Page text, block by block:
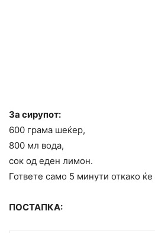
За сирупот:
600 грама шеќер,
800 мл вода,
сок од еден лимон.
Гответе само 5 минути откако
ПОСТАПКА: